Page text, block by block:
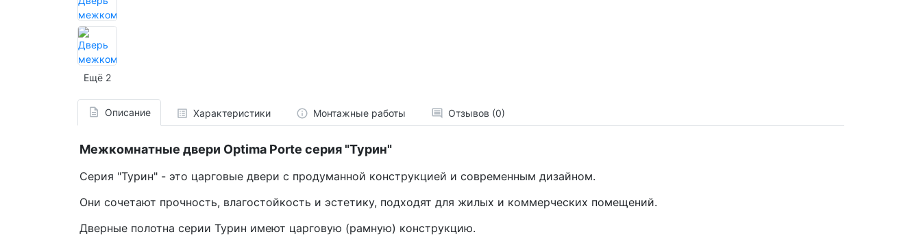
Ещё 2
Описание Характеристики Монтажные работы Отзывов (0)
Межкомнатные двери Optima Porte серия "Турин"
Серия "Турин" - это царговые двери с продуманной конструкцией и современным дизайном.
Они сочетают прочность, влагостойкость и эстетику, подходят для жилых и коммерческих помещений.
Дверные полотна серии Турин имеют царговую (рамную) конструкцию.